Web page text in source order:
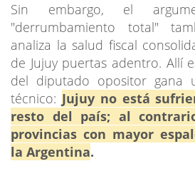
Sin embargo, el
"derrumbamiento total"
analiza la salud fiscal
de Jujuy puertas adentro. Allí
del diputado opositor gana
técnico: Jujuy no está
resto del país; al
provincias con mayor
la Argentina.